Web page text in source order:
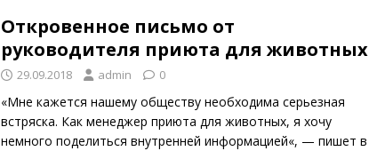
Откровенное письмо от
руководителя приюта для животных
29.09.2018 admin 0
«Мне кажется нашему обществу необходима серьезная
встряска. Как менеджер приюта для животных, я хочу
немного поделиться внутренней информацией«, — пишет в